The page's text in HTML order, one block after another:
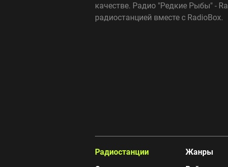
качестве. Радио "Редкие Рыбы" -
радиостанцией вместе с RadioBox.
Радиостанции
Жанры